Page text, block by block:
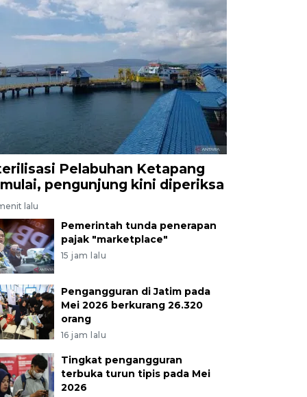
Pelabuhan Ketapang
pengunjung kini diperiksa
lalu
Pemerintah tunda penerapan
pajak "marketplace"
15 jam lalu
Pengangguran di Jatim pada
Mei 2026 berkurang 26.320
orang
16 jam lalu
Tingkat pengangguran
terbuka turun tipis pada Mei
2026